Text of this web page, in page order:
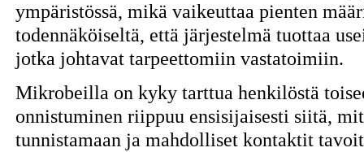
ympäristössä, mikä vaikeuttaa pienten
todennäköiseltä, että järjestelmä tuottaa
jotka johtavat tarpeettomiin vastatoimiin.
Mikrobeilla on kyky tarttua henkilöstä
onnistuminen riippuu ensisijaisesti siitä,
tunnistamaan ja mahdolliset kontaktit